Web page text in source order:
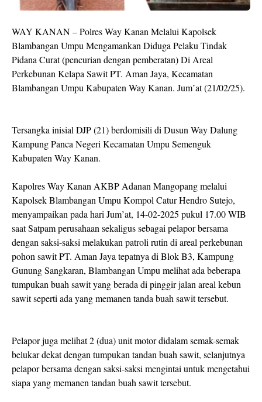
WAY KANAN – Polres Way Kanan Melalui Kapolsek
Blambangan Umpu Mengamankan Diduga Pelaku Tindak
Pidana Curat (pencurian dengan pemberatan) Di Areal
Perkebunan Kelapa Sawit PT. Aman Jaya, Kecamatan
Blambangan Umpu Kabupaten Way Kanan. Jum’at (21/02/25).
Tersangka inisial DJP (21) berdomisili di Dusun Way Dalung
Kampung Panca Negeri Kecamatan Umpu Semenguk
Kabupaten Way Kanan.
Kapolres Way Kanan AKBP Adanan Mangopang melalui
Kapolsek Blambangan Umpu Kompol Catur Hendro Sutejo,
menyampaikan pada hari Jum’at, 14-02-2025 pukul 17.00 WIB
saat Satpam perusahaan sekaligus sebagai pelapor bersama
dengan saksi-saksi melakukan patroli rutin di areal perkebunan
pohon sawit PT. Aman Jaya tepatnya di Blok B3, Kampung
Gunung Sangkaran, Blambangan Umpu melihat ada beberapa
tumpukan buah sawit yang berada di pinggir jalan areal kebun
sawit seperti ada yang memanen tanda buah sawit tersebut.
Pelapor juga melihat 2 (dua) unit motor didalam semak-semak
belukar dekat dengan tumpukan tandan buah sawit, selanjutnya
pelapor bersama dengan saksi-saksi mengintai untuk mengetahui
siapa yang memanen tandan buah sawit tersebut.